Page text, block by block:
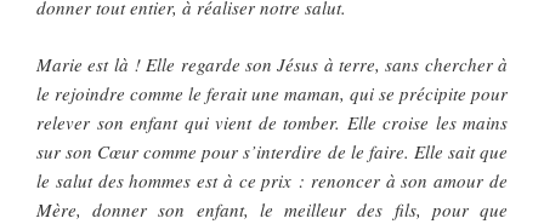
donner tout entier, à réaliser notre salut.
Marie est là ! Elle regarde son Jésus à terre, sans chercher à
le rejoindre comme le ferait une maman, qui se précipite pour
relever son enfant qui vient de tomber. Elle croise les mains
sur son Cœur comme pour s’interdire de le faire. Elle sait que
le salut des hommes est à ce prix : renoncer à son amour de
Mère, donner son enfant, le meilleur des fils, pour que